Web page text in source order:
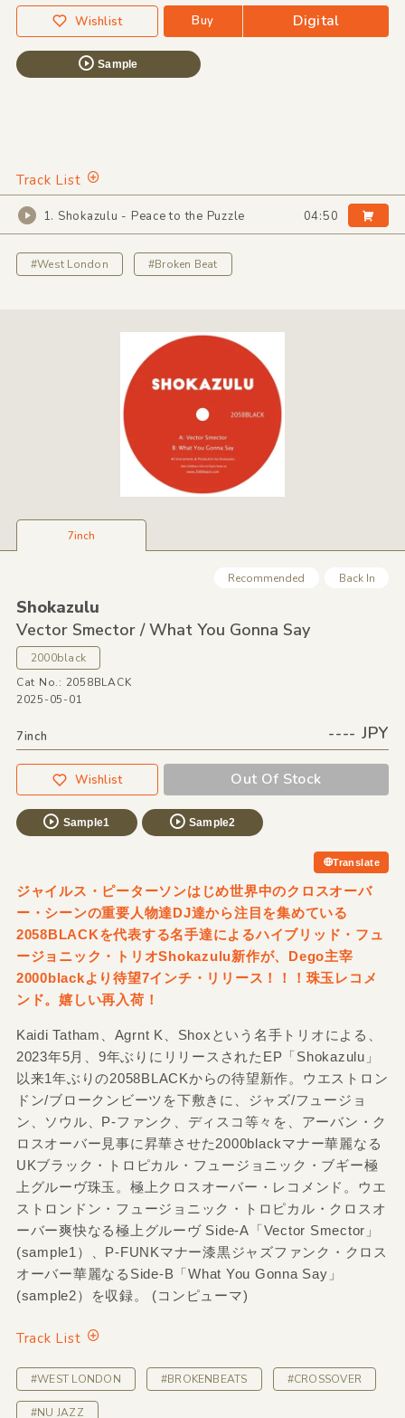
Wishlist Buy Digital
Sample
Track List
1. Shokazulu - Peace to the Puzzle 04:50
#West London #Broken Beat
7inch
Recommended Back In
Shokazulu
Vector Smector /What You Gonna Say
2000black
Cat No.: 2058BLACK
2025-05-01
7inch ---- JPY
Wishlist Out Of Stock
Sample1 Sample2
Translate
ジャイルス・ピーターソンはじめ世界中のクロスオーバ
ー・シーンの重要人物達DJ達から注目を集めている
2058BLACKを代表する名手達によるハイブリッド・フュ
ージョニック・トリオShokazulu新作が、Dego主宰
2000blackより待望7インチ・リリース！！！珠玉レコメ
ンド。嬉しい再入荷！
Kaidi Tatham、Agrnt K、Shoxという名手トリオによる、
2023年5月、9年ぶりにリリースされたEP「Shokazulu」
以来1年ぶりの2058BLACKからの待望新作。ウエストロン
ドン/ブロークンビーツを下敷きに、ジャズ/フュージョ
ン、ソウル、P-ファンク、ディスコ等々を、アーバン・ク
ロスオーバー見事に昇華させた2000blackマナー華麗なる
UKブラック・トロピカル・フュージョニック・ブギー極
上グルーヴ珠玉。極上クロスオーバー・レコメンド。ウエ
ストロンドン・フュージョニック・トロピカル・クロスオ
ーバー爽快なる極上グルーヴ Side-A「Vector Smector」
(sample1）、P-FUNKマナー漆黒ジャズファンク・クロス
オーバー華麗なるSide-B「What You Gonna Say」
(sample2）を収録。 (コンピューマ)
Track List
#WEST LONDON #BROKENBEATS #CROSSOVER
#NU JAZZ